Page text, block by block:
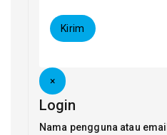
×
Login
Nama pengguna atau email